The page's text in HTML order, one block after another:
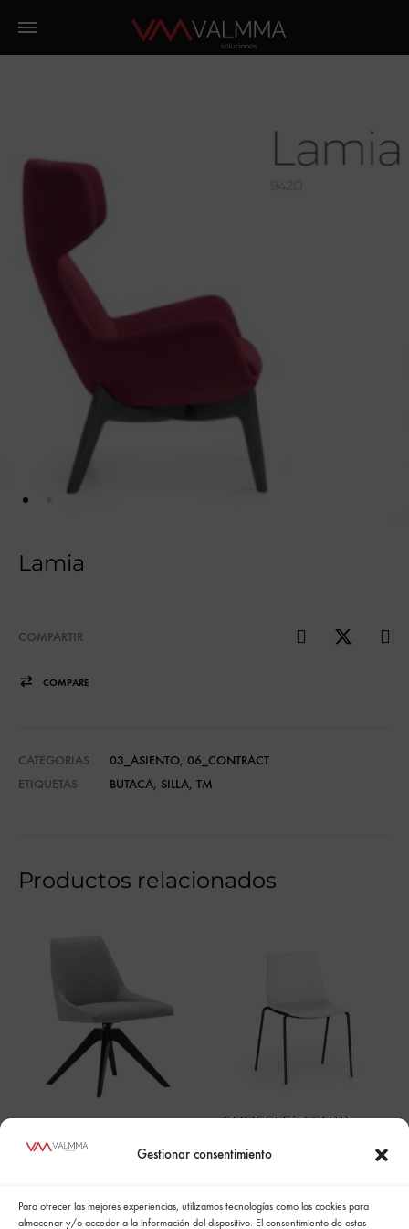
Gestionar consentimiento
Para ofrecer las mejores experiencias, utilizamos tecnologías como las cookies para
almacenar y/o acceder a la información del dispositivo. El consentimiento de estas
Lamia
COMPARTIR
COMPARE
CATEGORIAS 03_ASIENTO, 06_CONTRACT
ETIQUETAS
BUTACA, SILLA, TM
Productos relacionados
SHUFFLEis1 SU111